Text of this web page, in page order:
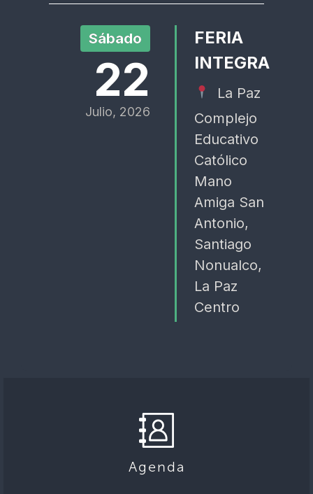
Sábado
22
Julio, 2026
FERIA
INTEGRA
La Paz
Complejo
Educativo
Católico
Mano
Amiga San
Antonio,
Santiago
Nonualco,
La Paz
Centro
Agenda